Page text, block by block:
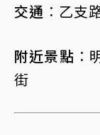
交通︰ 乙支
附近景點︰
街